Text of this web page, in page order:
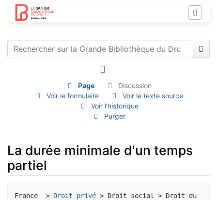
Page
Discussion
Voir le formulaire
Voir le texte source
Voir l’historique
Purger
La durée minimale d'un temps
partiel
France  > Droit privé > Droit social > Droit du